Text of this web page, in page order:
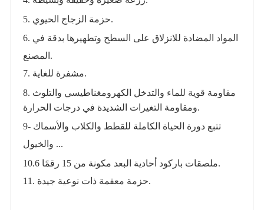
5. حزمة الزجاج الحيوي.
6. المواد المضادة للانزلاق على السطح وتطهيرها بدقة في
المصنع.
7. مشفرة للغاية.
8. مقاومة قوية للماء والتدخل الكهرومغناطيسي والتلوث
ومقاومة التغيرات الشديدة في درجات الحرارة.
9- تتبع دورة الحياة الكاملة للقطط والكلاب والأسماك
والخيول ...
10.6 ملصقات باركود أحادية البعد مكونة من 15 رقمًا.
11. حزمة معقمة ذات نوعية جيدة.